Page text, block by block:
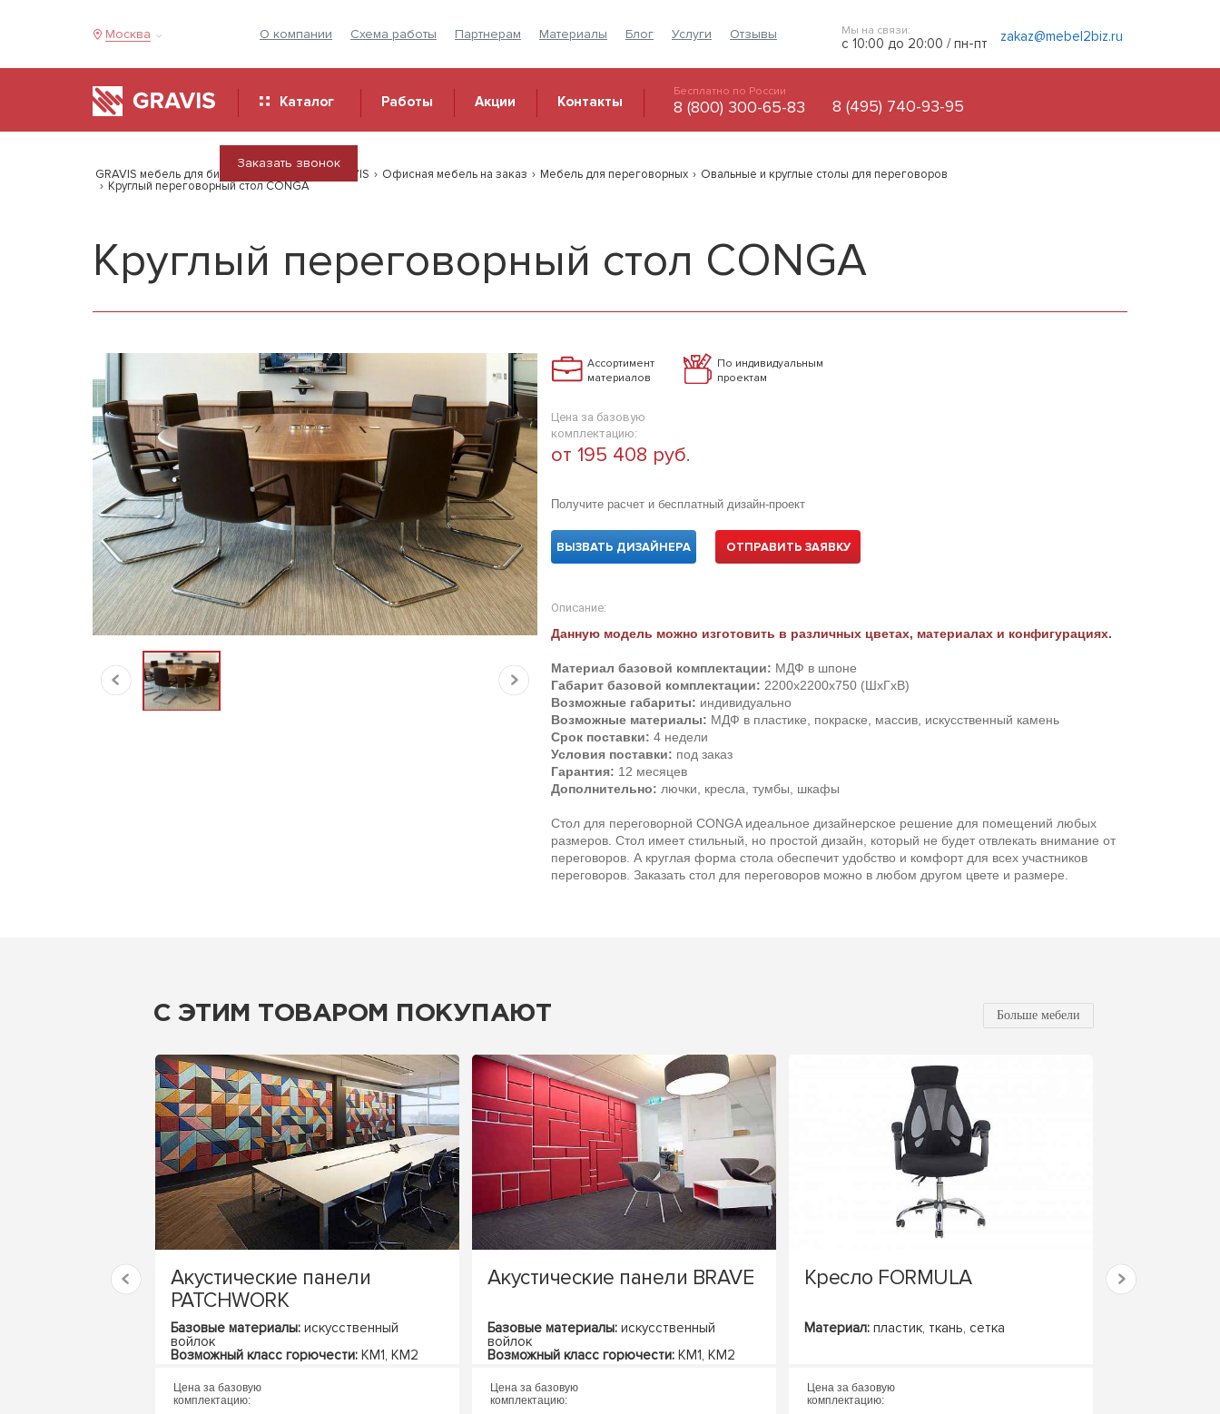
Москва О компании Схема работы Партнерам Материалы Блог Услуги Отзывы Мы на связи:
с 10:00 до 20:00 / пн-пт zakaz@mebel2biz.ru
Каталог Работы Акции Контакты
Бесплатно по России
8 (800) 300-65-83 8 (495) 740-93-95
Заказать звонок
GRAVIS мебель для бизнеса Продукция GRAVIS › Офисная мебель на заказ › Мебель для переговорных › Овальные и круглые столы для переговоров
› Круглый переговорный стол CONGA
Круглый переговорный стол CONGA
Ассортимент
материалов
По индивидуальным
проектам
Цена за базовую
комплектацию:
от 195 408 руб.
Получите расчет и бесплатный дизайн-проект
ВЫЗВАТЬ ДИЗАЙНЕРА ОТПРАВИТЬ ЗАЯВКУ
Описание:
Данную модель можно изготовить в различных цветах, материалах и конфигурациях.
Материал базовой комплектации: МДФ в шпоне
Габарит базовой комплектации: 2200х2200х750 (ШхГхВ)
Возможные габариты: индивидуально
Возможные материалы: МДФ в пластике, покраске, массив, искусственный камень
Срок поставки: 4 недели
Условия поставки: под заказ
Гарантия: 12 месяцев
Дополнительно: лючки, кресла, тумбы, шкафы
Стол для переговорной CONGA идеальное дизайнерское решение для помещений любых
размеров. Стол имеет стильный, но простой дизайн, который не будет отвлекать внимание от
переговоров. А круглая форма стола обеспечит удобство и комфорт для всех участников
переговоров. Заказать стол для переговоров можно в любом другом цвете и размере.
С ЭТИМ ТОВАРОМ ПОКУПАЮТ Больше мебели
Акустические панели
PATCHWORK
Базовые материалы:искусственный
войлок
Возможный класс горючести:КМ1, КМ2
Цена за базовую
комплектацию:
Акустические панели BRAVE
Базовые материалы: искусственный
войлок
Возможный класс горючести:КМ1, КМ2
Цена за базовую
комплектацию:
Кресло FORMULA
Материал: пластик, ткань, сетка
Цена за базовую
комплектацию:
Тумба